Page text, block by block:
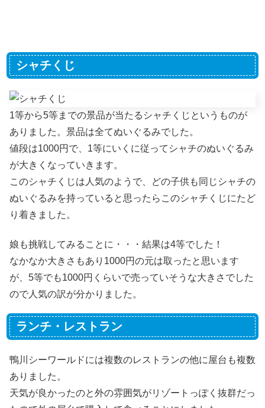
シャチくじ
1等から5等までの景品が当たるシャチくじというものが
ありました。景品は全てぬいぐるみでした。
値段は1000円で、1等にいくに従ってシャチのぬいぐるみ
が大きくなっていきます。
このシャチくじは人気のようで、どの子供も同じシャチの
ぬいぐるみを持っていると思ったらこのシャチくじにたど
り着きました。
娘も挑戦してみることに・・・結果は4等でした！
なかなか大きさもあり1000円の元は取ったと思います
が、5等でも1000円くらいで売っていそうな大きさでした
ので人気の訳が分かりました。
ランチ・レストラン
鴨川シーワールドには複数のレストランの他に屋台も複数
ありました。
天気が良かったのと外の雰囲気がリゾートっぽく抜群だっ